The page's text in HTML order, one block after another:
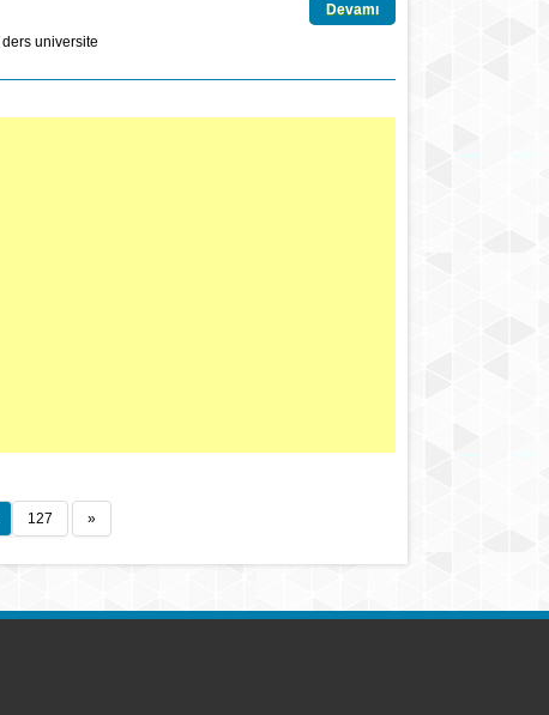
Devamı
ders universite
127 »